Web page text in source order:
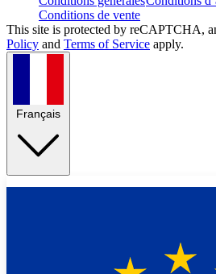
Conditions de vente
This site is protected by reCAPTCHA,
Policy and Terms of Service apply.
Français